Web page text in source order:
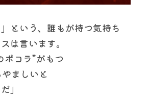
」という、誰もが持つ気持ち
は言います。
ポコラ”がもつ
ましいと
」